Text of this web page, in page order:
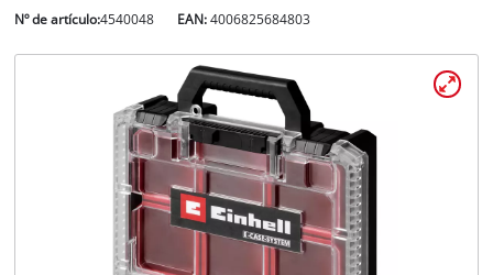
Nº de artículo:4540048 EAN:4006825684803